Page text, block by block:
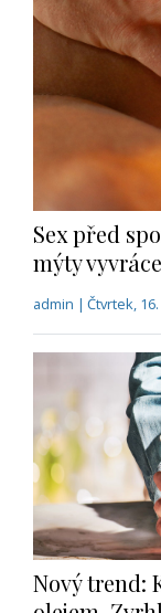
Sex před
mýty
admin | Čtvrtek,
Nový trend:
olejem.
admin | Čtvrtek,